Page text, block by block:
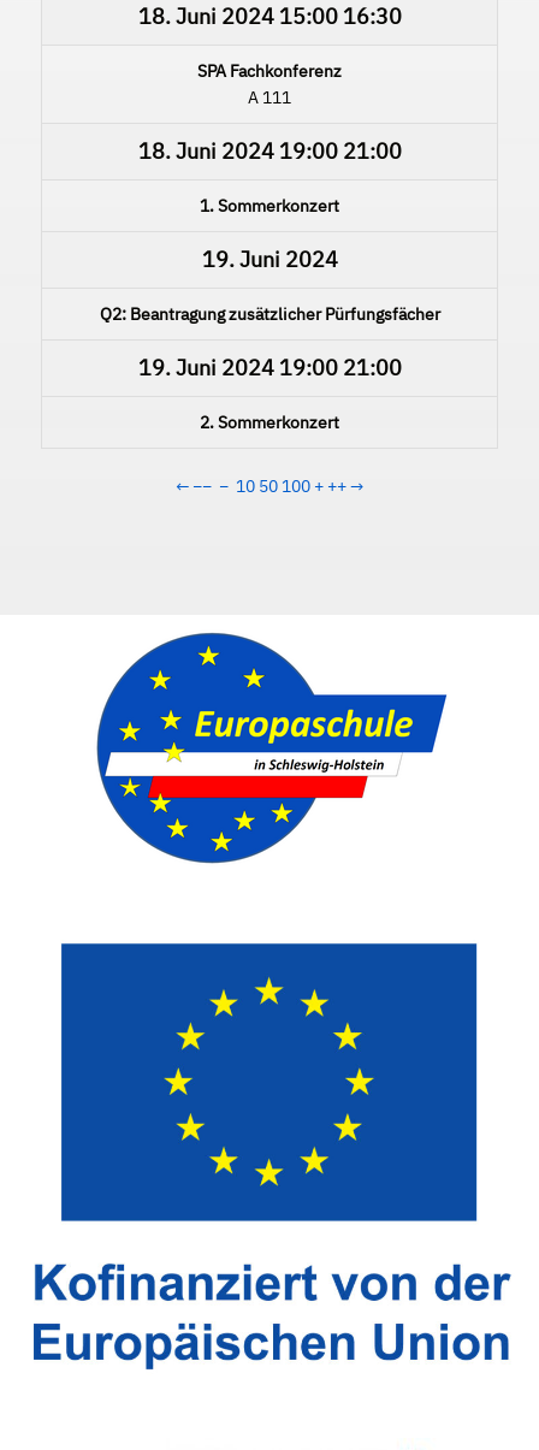
18. Juni 202415:00 16:30
SPA Fachkonferenz
A 111
18. Juni 202419:00 21:00
1. Sommerkonzert
19. Juni 2024
Q2: Beantragung zusätzlicher Pürfungsfächer
19. Juni 202419:00 21:00
2. Sommerkonzert
← −− − 10 50 100 + ++→